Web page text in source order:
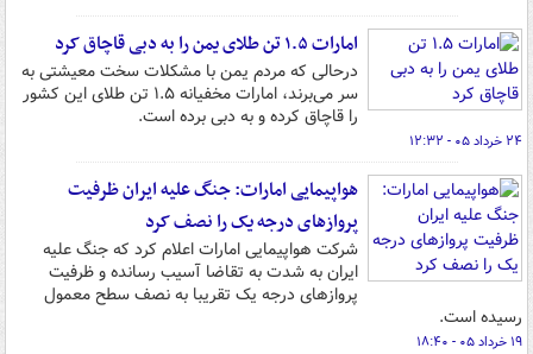
امارات ۱.۵ تن طلای یمن را به دبی قاچاق کرد
درحالی که مردم یمن با مشکلات سخت معیشتی به
سر می‌برند، امارات مخفیانه ۱.۵ تن طلای این کشور
را قاچاق کرده و به دبی برده است.
۲۴ خرداد ۰۵ - ۱۲:۳۲
هواپیمایی امارات: جنگ علیه ایران ظرفیت
پروازهای درجه یک را نصف کرد
شرکت هواپیمایی امارات اعلام کرد که جنگ علیه
ایران به شدت به تقاضا آسیب رسانده و ظرفیت
پروازهای درجه یک تقریبا به نصف سطح معمول
رسیده است.
۱۹ خرداد ۰۵ - ۱۸:۴۰